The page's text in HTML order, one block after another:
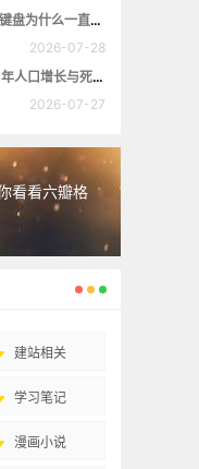
华为手机虚拟键盘为什么一直跳出来
2026-07-28
2001至2025年人口增长与死亡数量概览
2026-07-27
看看六瓣格
建站相关
学习笔记
漫画小说